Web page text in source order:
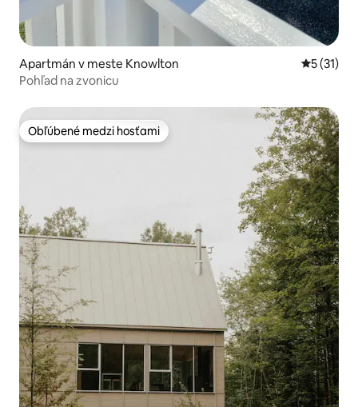
Apartmán v meste Knowlton
5 (31)
Pohľad na zvonicu
Obľúbené medzi hosťami
Obľúbené medzi hosťami